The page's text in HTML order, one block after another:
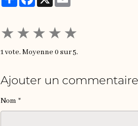
★ ★ ★ ★ ★
1vote. Moyenne0 sur 5.
Ajouter un commentaire
Nom